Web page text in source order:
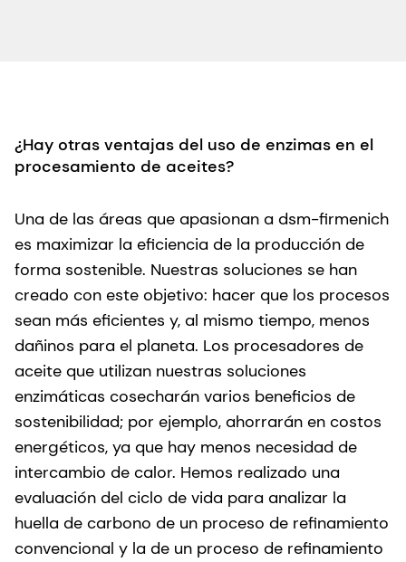
¿Hay otras ventajas del uso de enzimas en el
procesamiento de aceites?
Una de las áreas que apasionan a dsm-firmenich
es maximizar la eficiencia de la producción de
forma sostenible. Nuestras soluciones se han
creado con este objetivo: hacer que los procesos
sean más eficientes y, al mismo tiempo, menos
dañinos para el planeta. Los procesadores de
aceite que utilizan nuestras soluciones
enzimáticas cosecharán varios beneficios de
sostenibilidad; por ejemplo, ahorrarán en costos
energéticos, ya que hay menos necesidad de
intercambio de calor. Hemos realizado una
evaluación del ciclo de vida para analizar la
huella de carbono de un proceso de refinamiento
convencional y la de un proceso de refinamiento